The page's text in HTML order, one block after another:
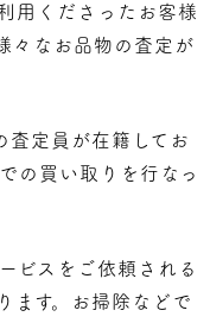
用くださったお客様
々なお品物の査定が
査定員が在籍してお
の買い取りを行なっ
ビスをご依頼される
ます。お掃除などで